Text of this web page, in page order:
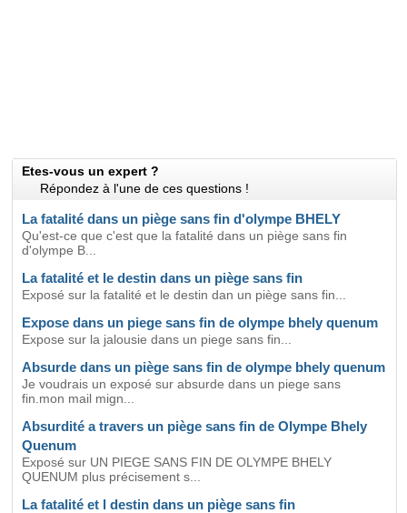
Etes-vous un expert ?
Répondez à l'une de ces questions !
La fatalité dans un piège sans fin d'olympe BHELY
Qu'est-ce que c'est que la fatalité dans un piège sans fin
d'olympe B...
La fatalité et le destin dans un piège sans fin
Exposé sur la fatalité et le destin dan un piège sans fin...
Expose dans un piege sans fin de olympe bhely quenum
Expose sur la jalousie dans un piege sans fin...
Absurde dans un piège sans fin de olympe bhely quenum
Je voudrais un exposé sur absurde dans un piege sans
fin.mon mail mign...
Absurdité a travers un piège sans fin de Olympe Bhely
Quenum
Exposé sur UN PIEGE SANS FIN DE OLYMPE BHELY
QUENUM plus précisement s...
La fatalité et l destin dans un piège sans fin